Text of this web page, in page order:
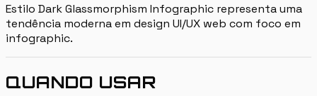
Estilo Dark Glassmorphism Infographic representa uma
tendência moderna em design UI/UX web com foco em
infographic.
QUANDO USAR